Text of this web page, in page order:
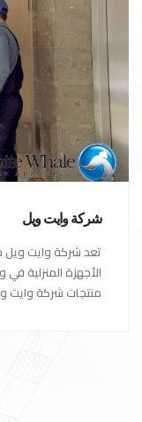
شركة وايت ويل
تعد شركة وايت ويل
الأجهزة المنزلية
منتجات شركة وايت